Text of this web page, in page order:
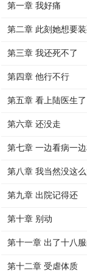
第一章 我好痛
第二章 此刻她想要
第三章 我还死不了
第四章 他行不行
第五章 看上陆医生了
第六章 还没走
第七章 一边看病一
第八章 我当然没这
第九章 出院记得还
第十章 别动
第十一章 出了十八
第十二章 受虐体质